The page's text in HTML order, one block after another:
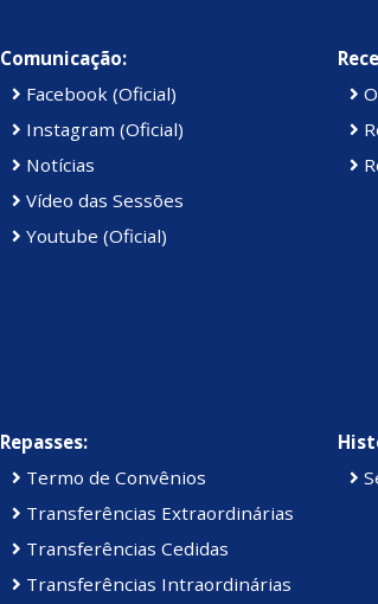
Comunicação:
Facebook (Oficial)
Instagram (Oficial)
Notícias
Vídeo das Sessões
Youtube (Oficial)
Repasses:
Termo de Convênios
Transferências Extraordinárias
Transferências Cedidas
Transferências Intraordinárias